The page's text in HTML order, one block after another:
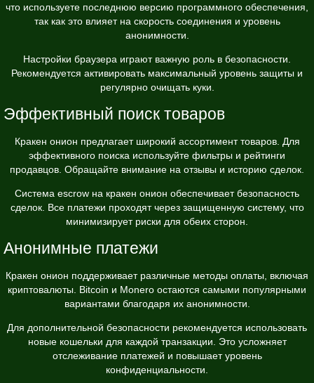
что используете последнюю версию программного обеспечения,
так как это влияет на скорость соединения и уровень
анонимности.
Настройки браузера играют важную роль в безопасности.
Рекомендуется активировать максимальный уровень защиты и
регулярно очищать куки.
Эффективный поиск товаров
Кракен онион предлагает широкий ассортимент товаров. Для
эффективного поиска используйте фильтры и рейтинги
продавцов. Обращайте внимание на отзывы и историю сделок.
Система escrow на кракен онион обеспечивает безопасность
сделок. Все платежи проходят через защищенную систему, что
минимизирует риски для обеих сторон.
Анонимные платежи
Кракен онион поддерживает различные методы оплаты, включая
криптовалюты. Bitcoin и Monero остаются самыми популярными
вариантами благодаря их анонимности.
Для дополнительной безопасности рекомендуется использовать
новые кошельки для каждой транзакции. Это усложняет
отслеживание платежей и повышает уровень
конфиденциальности.